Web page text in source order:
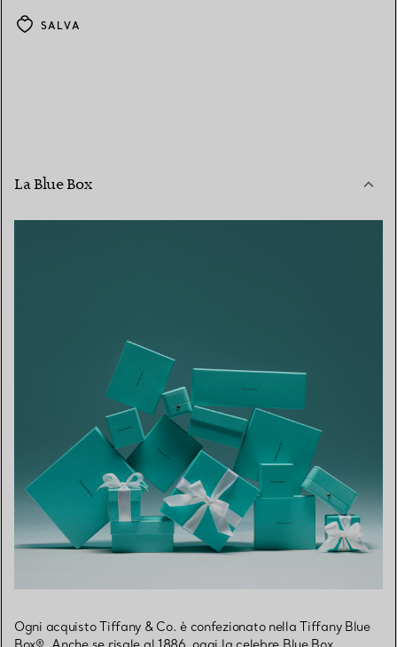
SALVA
La Blue Box
Ogni acquisto Tiffany & Co. è confezionato nella Tiffany Blue